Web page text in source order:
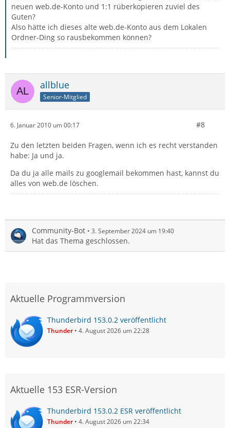
neuen web.de-Konto und 1:1 rüberkopieren zuviel des
Guten?
Also hätte ich dieses alte web.de-Konto aus dem Lokalen
Ordner-Ding so rausbekommen können?
allblue
Senior-Mitglied
6. Januar 2010 um 00:17 #8
Zu den letzten beiden Fragen, wenn ich es recht verstanden
habe: Ja und ja.
Da du ja alle mails zu googlemail bekommen hast, kannst du
alles von web.de löschen.
Community-Bot 3. September 2024 um 19:40
Hat das Thema geschlossen.
Aktuelle Programmversion
Thunderbird 153.0.2 veröffentlicht
Thunder 4. August 2026 um 22:28
Aktuelle 153 ESR-Version
Thunderbird 153.0.2 ESR veröffentlicht
Thunder 4. August 2026 um 22:34